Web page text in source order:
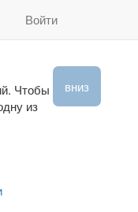
Войти
вниз
Чтобы
из